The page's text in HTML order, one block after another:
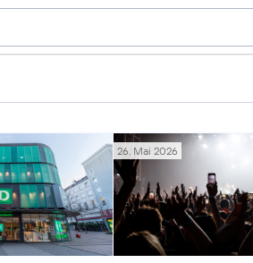
26. Mai 2026